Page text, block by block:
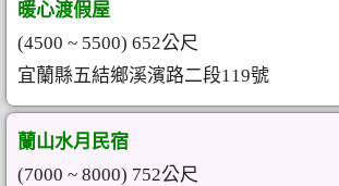
暖心渡假屋
(4500 ~ 5500) 652公尺
宜蘭縣五結鄉溪濱路二段119號
蘭山水月民宿
(7000 ~ 8000) 752公尺